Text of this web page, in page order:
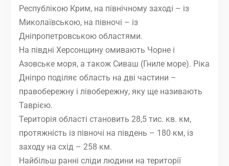
Республікою Крим, на північному заході – із
Миколаївською, на півночі – із
Дніпропетровською областями.
На півдні Херсонщину омивають Чорне і
Азовське моря, а також Сиваш (Гниле море). Ріка
Дніпро поділяє область на дві частини –
правобережну і лівобережну, яку ще називають
Таврією.
Територія області становить 28,5 тис. кв. км,
протяжність із півночі на південь – 180 км, із
заходу на схід – 258 км.
Найбільш ранні сліди людини на території